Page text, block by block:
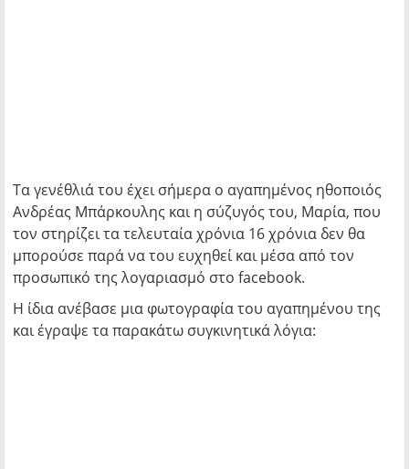
Τα γενέθλιά του έχει σήμερα ο αγαπημένος ηθοποιός
Ανδρέας Μπάρκουλης και η σύζυγός του, Μαρία, που
τον στηρίζει τα τελευταία χρόνια 16 χρόνια δεν θα
μπορούσε παρά να του ευχηθεί και μέσα από τον
προσωπικό της λογαριασμό στο facebook.
Η ίδια ανέβασε μια φωτογραφία του αγαπημένου της
και έγραψε τα παρακάτω συγκινητικά λόγια: